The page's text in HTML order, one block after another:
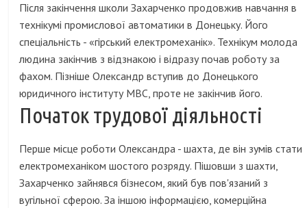
Після закінчення школи Захарченко продовжив навчання в
технікумі промислової автоматики в Донецьку. Його
спеціальність - «гірський електромеханік». Технікум молода
людина закінчив з відзнакою і відразу почав роботу за
фахом. Пізніше Олександр вступив до Донецького
юридичного інституту МВС, проте не закінчив його.
Початок трудової діяльності
Перше місце роботи Олександра - шахта, де він зумів стати
електромеханіком шостого розряду. Пішовши з шахти,
Захарченко зайнявся бізнесом, який був пов'язаний з
вугільної сферою. За іншою інформацією, комерційна